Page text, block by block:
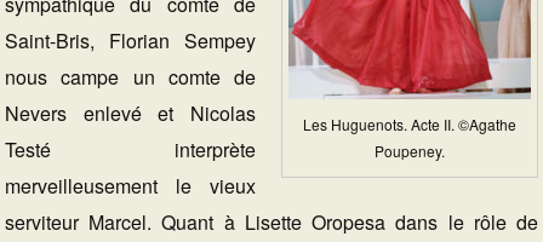
Les Huguenots. Acte II. ©Agathe
Poupeney.
Saint-Bris, Florian Sempey
nous campe un comte de
Nevers enlevé et Nicolas
Testé interprète
merveilleusement le vieux
serviteur Marcel. Quant à Lisette Oropesa dans le rôle de